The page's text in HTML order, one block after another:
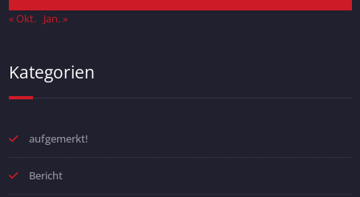
« Okt. Jan. »
Kategorien
aufgemerkt!
Bericht